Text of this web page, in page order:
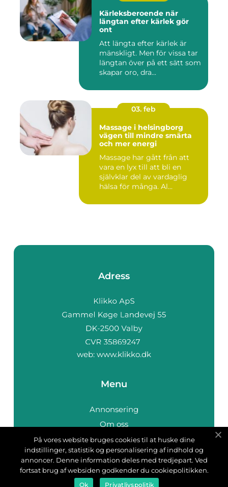
Kärleksberoende när
längtan efter kärlek gör
ont
Att längta efter kärlek är
mänskligt. Men för vissa tar
längtan över på ett sätt som
skapar oro, dra...
03. feb
Massage i helsingborg
vägen till mindre smärta
och mer energi
Massage har gått från att
vara en lyx till att bli en
självklar del av vardaglig
hälsa för många. Al...
Adress
web: www.klikko.dk
Menu
Annonsering
Om oss
Cookies
Kontakta oss
Sitemap
På vores website bruges cookies til at huske dine
indstillinger, statistik og personalisering af indhold og
annoncer. Denne information deles med tredjepart. Ved
fortsat brug af websiden godkender du cookiepolitikken.
Ok Privatlivspolitik